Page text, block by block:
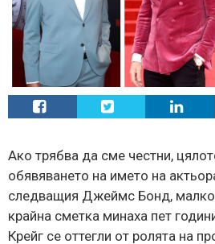
Ако трябва да сме честни,
обявяването на името на
следващия Джеймс Бонд,
крайна сметка минаха пет
Крейг се оттегли от ролята на